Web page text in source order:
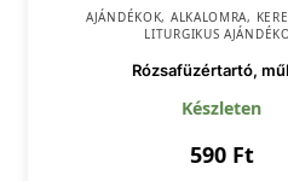
AJÁNDÉKOK, ALKALOMRA,
LITURGIKUS
Rózsafüzértartó,
Készleten
590 Ft